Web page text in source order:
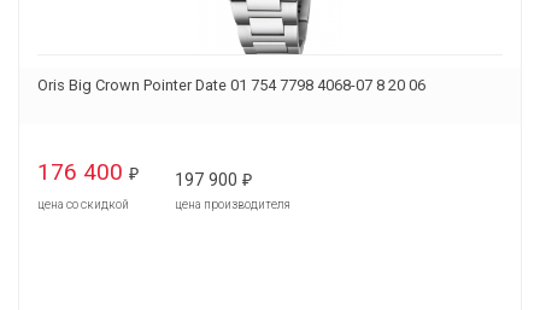
Oris Big Crown Pointer Date 01 754 7798 4068-07 8 20 06
176 400 ₽
цена со скидкой
197 900 ₽
цена производителя